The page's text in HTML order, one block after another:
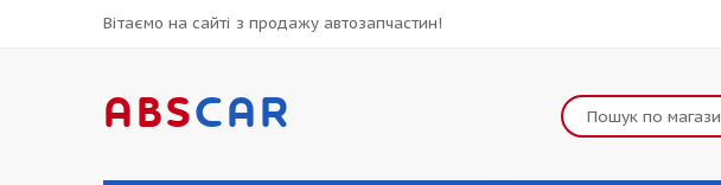
Вітаємо на сайті з продажу автозапчастин!
ABSCAR